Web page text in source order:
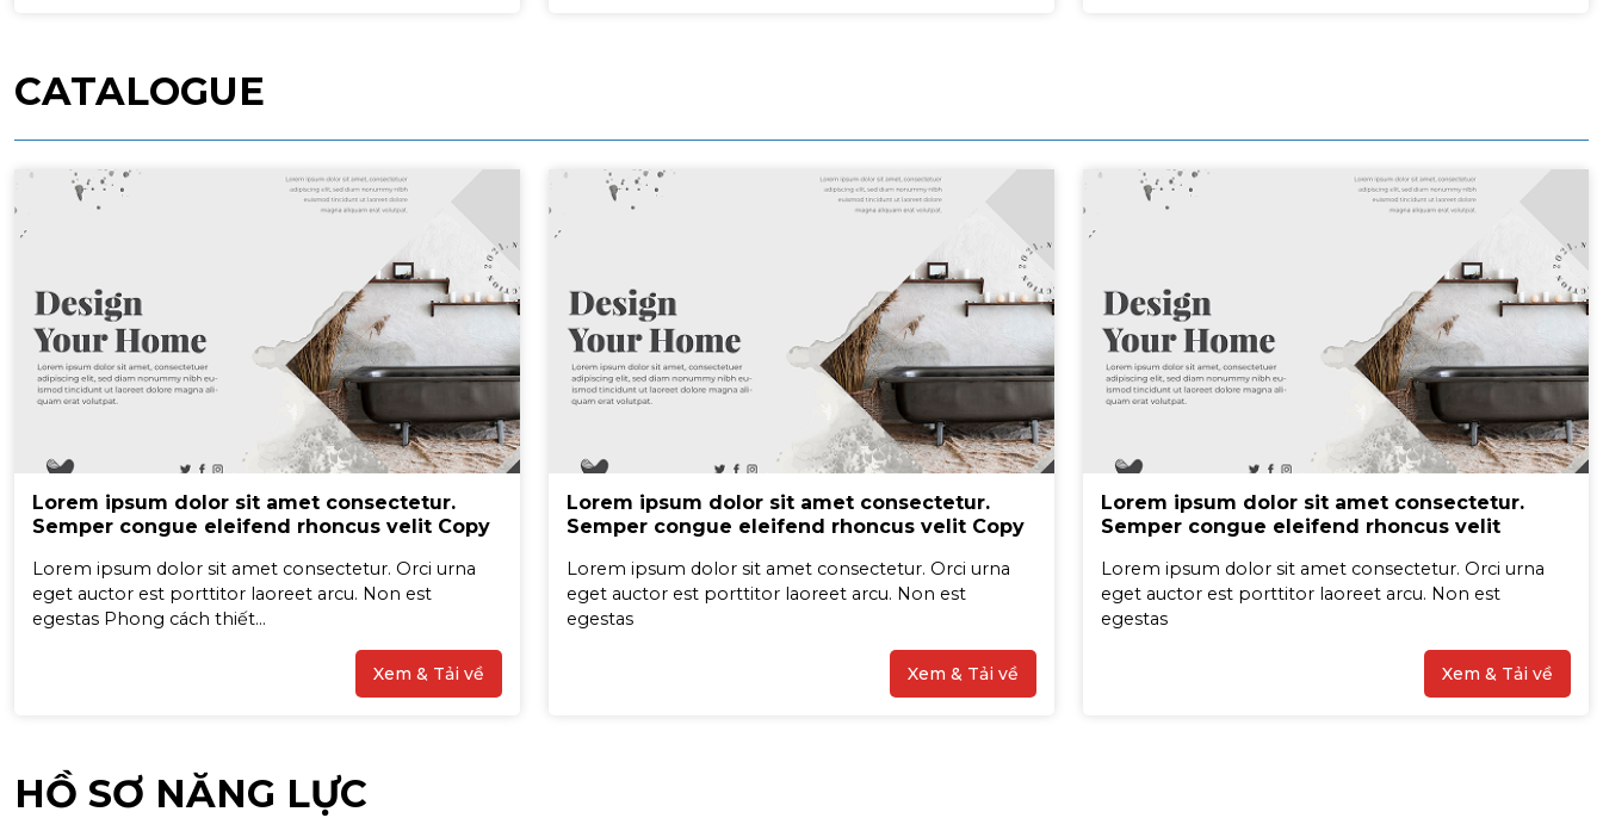
CATALOGUE
Lorem ipsum dolor sit amet consectetur.
Semper congue eleifend rhoncus velit Copy
Lorem ipsum dolor sit amet consectetur. Orci urna
eget auctor est porttitor laoreet arcu. Non est
egestas Phong cách thiết...
Xem & Tải về
Lorem ipsum dolor sit amet consectetur.
Semper congue eleifend rhoncus velit Copy
Lorem ipsum dolor sit amet consectetur. Orci urna
eget auctor est porttitor laoreet arcu. Non est
egestas
Xem & Tải về
Lorem ipsum dolor sit amet consectetur.
Semper congue eleifend rhoncus velit
Lorem ipsum dolor sit amet consectetur. Orci urna
eget auctor est porttitor laoreet arcu. Non est
egestas
Xem & Tải về
HỒ SƠ NĂNG LỰC